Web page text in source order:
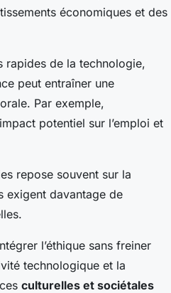
économiques et des
rapides de la technologie,
peut entraîner une
Par exemple,
potentiel sur l’emploi et
repose souvent sur la
exigent davantage de
l’éthique sans freiner
technologique et la
culturelles et sociétales